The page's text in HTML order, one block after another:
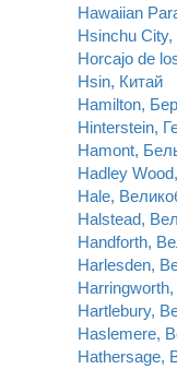
Hawaiian
Hsinchu City,
Horcajo de
Hsin, Китай
Hamilton,
Hinterstein,
Hamont,
Hadley
Hale,
Halstead,
Handforth,
Harlesden,
Hartlebury,
Haslemere,
Hathersage,